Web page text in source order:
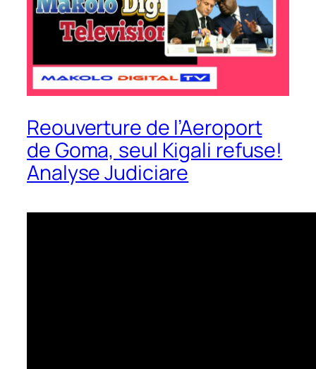
Reouverture de l’Aeroport
de Goma, seul Kigali refuse!
Analyse Judiciare